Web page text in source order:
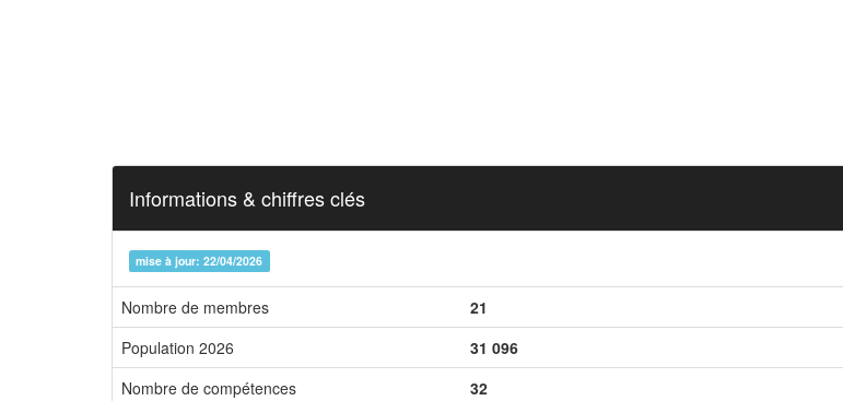
Informations & chiffres clés
mise à jour: 22/04/2026
Nombre de membres 21
Population 2026
31 096
Nombre de compétences
32